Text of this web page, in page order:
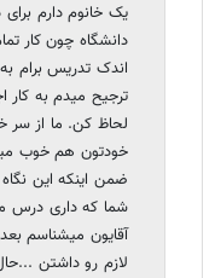
یک خانوم دارم
دانشگاه چون کار
اندک تدریس برام
ترجیح میدم به کار
لحاظ کن. ما از سر
خودتون هم خوب
شما که داری درس
آقایون میشناسم
لازم رو داشتن